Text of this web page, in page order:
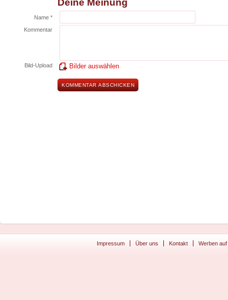
Deine Meinung
Name *
Kommentar
Bild-Upload Bilder auswählen
Impressum Über uns Kontakt Werben